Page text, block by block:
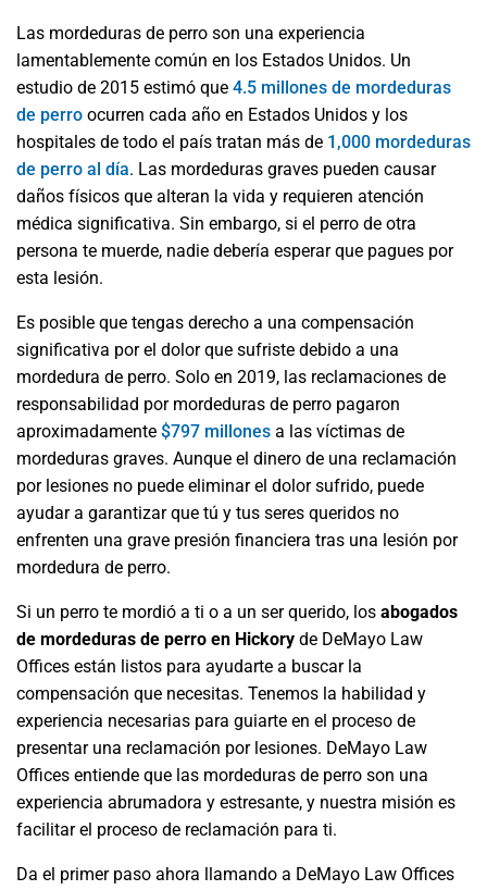
Las mordeduras de perro son una experiencia
lamentablemente común en los Estados Unidos. Un
estudio de 2015 estimó que 4.5 millones de mordeduras
de perro ocurren cada año en Estados Unidos y los
hospitales de todo el país tratan más de 1,000 mordeduras
de perro al día. Las mordeduras graves pueden causar
daños físicos que alteran la vida y requieren atención
médica significativa. Sin embargo, si el perro de otra
persona te muerde, nadie debería esperar que pagues por
esta lesión.
Es posible que tengas derecho a una compensación
significativa por el dolor que sufriste debido a una
mordedura de perro. Solo en 2019, las reclamaciones de
responsabilidad por mordeduras de perro pagaron
aproximadamente $797 millones a las víctimas de
mordeduras graves. Aunque el dinero de una reclamación
por lesiones no puede eliminar el dolor sufrido, puede
ayudar a garantizar que tú y tus seres queridos no
enfrenten una grave presión financiera tras una lesión por
mordedura de perro.
Si un perro te mordió a ti o a un ser querido, los abogados
de mordeduras de perro en Hickory de DeMayo Law
Offices están listos para ayudarte a buscar la
compensación que necesitas. Tenemos la habilidad y
experiencia necesarias para guiarte en el proceso de
presentar una reclamación por lesiones. DeMayo Law
Offices entiende que las mordeduras de perro son una
experiencia abrumadora y estresante, y nuestra misión es
facilitar el proceso de reclamación para ti.
Da el primer paso ahora llamando a DeMayo Law Offices